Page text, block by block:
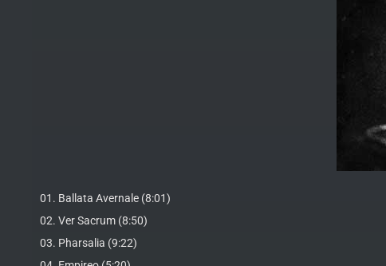
01. Ballata Avernale (8:01)
02. Ver Sacrum (8:50)
03. Pharsalia (9:22)